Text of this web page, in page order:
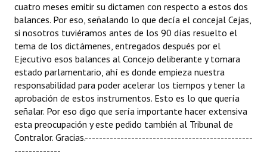
cuatro meses emitir su dictamen con respecto a estos dos
balances. Por eso, señalando lo que decía el concejal Cejas,
si nosotros tuviéramos antes de los 90 días resuelto el
tema de los dictámenes, entregados después por el
Ejecutivo esos balances al Concejo deliberante y tomara
estado parlamentario, ahí es donde empieza nuestra
responsabilidad para poder acelerar los tiempos y tener la
aprobación de estos instrumentos. Esto es lo que quería
señalar. Por eso digo que sería importante hacer extensiva
esta preocupación y este pedido también al Tribunal de
Contralor. Gracias.-----------------------------------------------
-------------